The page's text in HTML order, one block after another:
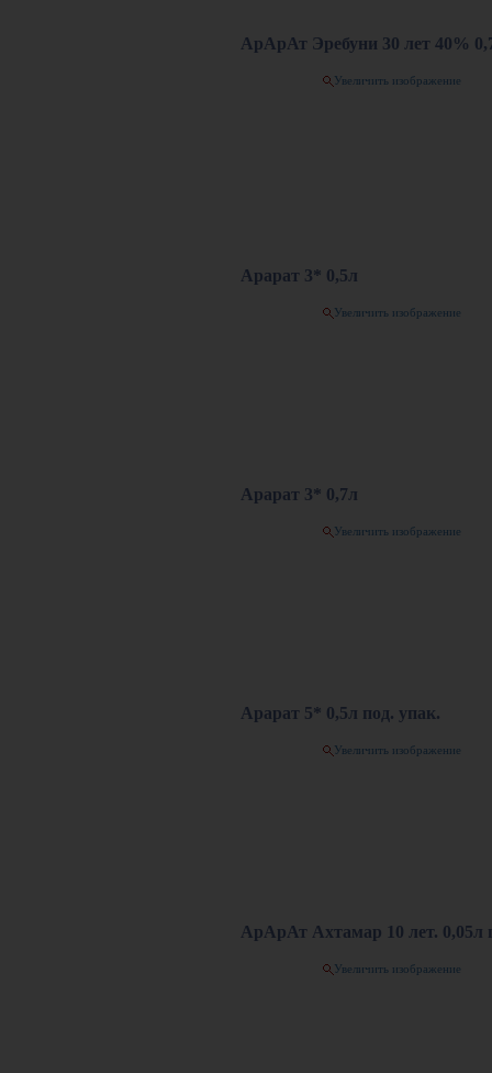
АрАрАт Эребуни 30 лет 40%
Увеличить изображение
Арарат 3* 0,5л
Увеличить изображение
Арарат 3* 0,7л
Увеличить изображение
Арарат 5* 0,5л под. упак.
Увеличить изображение
АрАрАт Ахтамар 10 лет. 0,05л
Увеличить изображение